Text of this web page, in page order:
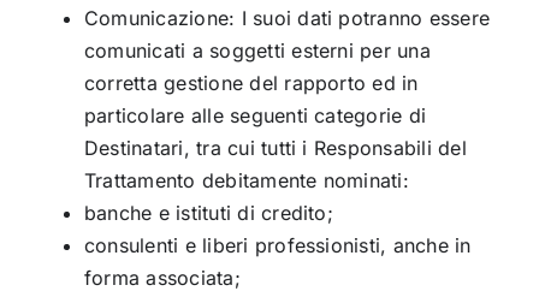
Comunicazione: I suoi dati potranno essere
comunicati a soggetti esterni per una
corretta gestione del rapporto ed in
particolare alle seguenti categorie di
Destinatari, tra cui tutti i Responsabili del
Trattamento debitamente nominati:
banche e istituti di credito;
consulenti e liberi professionisti, anche in
forma associata;